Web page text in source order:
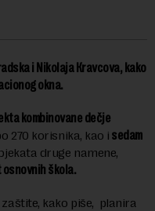
i Nikolaja Кravcova, kako
okna.
kombinovane dečje
270 korisnika, kao i sedam
druge namene,
osnovnih škola.
kako piše, planira